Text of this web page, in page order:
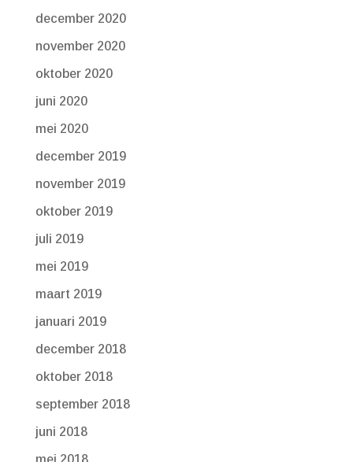
december 2020
november 2020
oktober 2020
juni 2020
mei 2020
december 2019
november 2019
oktober 2019
juli 2019
mei 2019
maart 2019
januari 2019
december 2018
oktober 2018
september 2018
juni 2018
mei 2018